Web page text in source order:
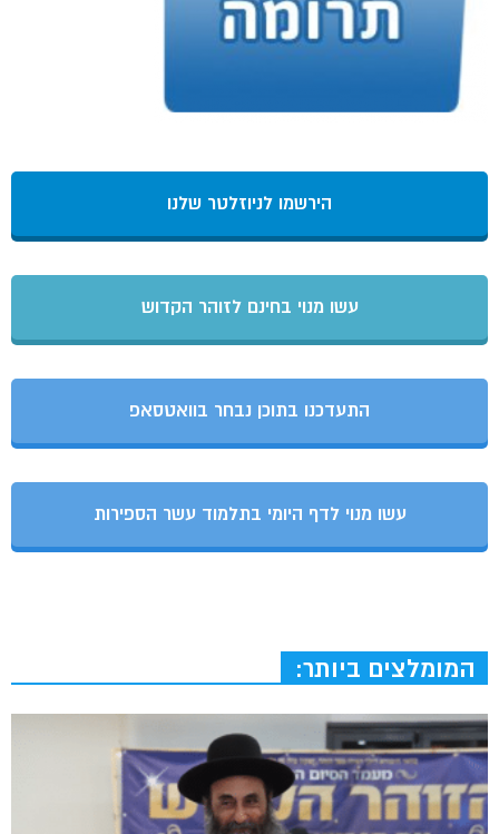
הירשמו לניוזלטר שלנו
עשו מנוי בחינם לזוהר הקדוש
התעדכנו בתוכן נבחר בוואטסאפ
עשו מנוי לדף היומי בתלמוד עשר הספירות
המומלצים ביותר: